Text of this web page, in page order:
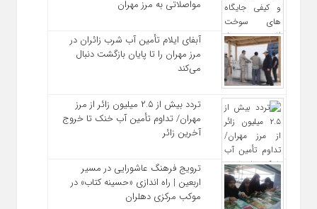
مواصلاتی به مرز مهران
آبفای ایلام تأمین آب شرب زائران در
مرز مهران را تا پایان بازگشت دنبال
می‌کند
تردد بیش از ۲.۵ میلیون زائر از مرز
مهران/ تداوم تأمین آب خنک تا خروج
آخرین زائر
ترویج فرهنگ عاشورایی در مسیر
اربعین | راه‌ اندازی «حسینه کتاب» در
موکب مرکزی دهلران